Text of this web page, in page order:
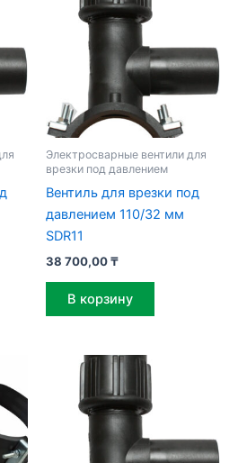
Электросварные вентили для
врезки под давлением
Вентиль для врезки под
давлением 110/32 мм
SDR11
38 700,00₸
В корзину